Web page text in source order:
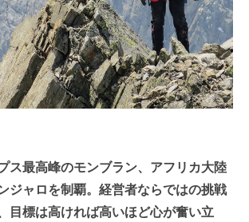
て
ス最高峰のモンブラン、アフリカ大陸
ジャロを制覇。経営者ならではの挑戦
目標は高ければ高いほど心が奮い立